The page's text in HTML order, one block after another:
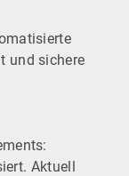
und sichere
Aktuell